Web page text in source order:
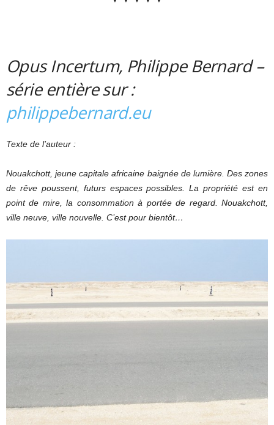
Opus Incertum, Philippe Bernard –
série entière sur :
philippebernard.eu
Texte de l’auteur :
Nouakchott, jeune capitale africaine baignée de lumière. Des zones
de rêve poussent, futurs espaces possibles. La propriété est en
point de mire, la consommation à portée de regard. Nouakchott,
ville neuve, ville nouvelle. C’est pour bientôt…